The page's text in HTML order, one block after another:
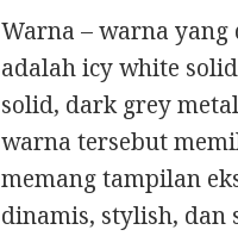
Warna – warna
adalah icy white
solid, dark grey
warna tersebut
memang tampilan
dinamis, stylish, dan